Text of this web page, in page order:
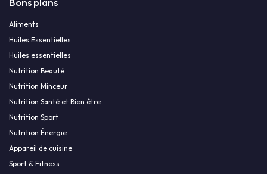
Aliments
Huiles Essentielles
Huiles essentielles
Nutrition Beauté
Nutrition Minceur
Nutrition Santé et Bien être
Nutrition Sport
Nutrition Énergie
Appareil de cuisine
Sport & Fitness